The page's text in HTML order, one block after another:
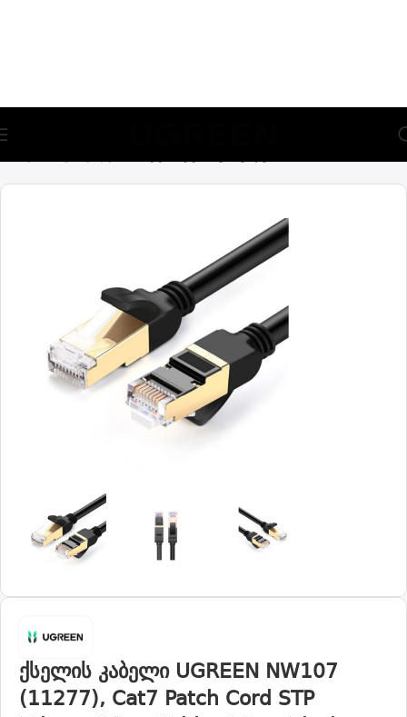
ქსელის კაბელი UGREEN NW107
(11277), Cat7 Patch Cord STP